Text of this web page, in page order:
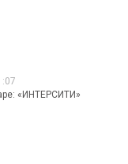
«ИНТЕРСИТИ»